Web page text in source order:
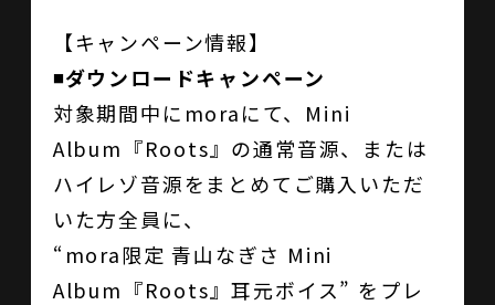
【キャンペーン情報】
◾️ダウンロードキャンペーン
対象期間中にmoraにて、Mini
Album『Roots』の通常音源、または
ハイレゾ音源をまとめてご購入いただ
いた方全員に、
“mora限定 青山なぎさ Mini
Album『Roots』耳元ボイス” をプレ